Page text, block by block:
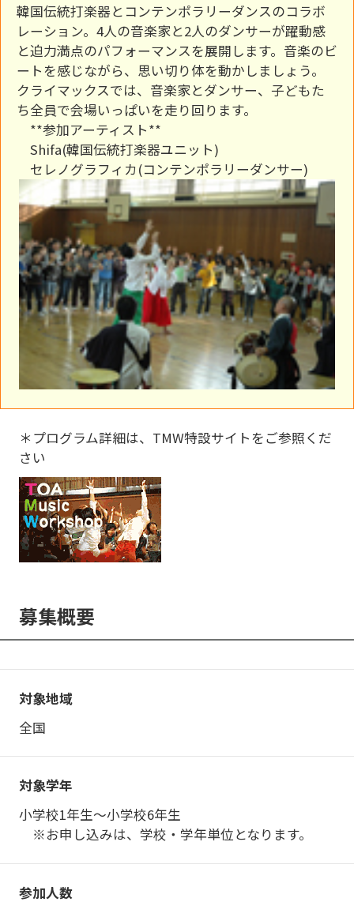
韓国伝統打楽器とコンテンポラリーダンスのコラボ
レーション。4人の音楽家と2人のダンサーが躍動感
と迫力満点のパフォーマンスを展開します。音楽のビ
ートを感じながら、思い切り体を動かしましょう。
クライマックスでは、音楽家とダンサー、子どもた
ち全員で会場いっぱいを走り回ります。
**参加アーティスト**
Shifa(韓国伝統打楽器ユニット)
セレノグラフィカ(コンテンポラリーダンサー)
＊プログラム詳細は、TMW特設サイトをご参照くだ
さい
募集概要
対象地域
全国
対象学年
小学校1年生～小学校6年生
※お申し込みは、学校・学年単位となります。
参加人数